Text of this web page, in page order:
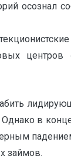
осознал
центров
в конце
займов.